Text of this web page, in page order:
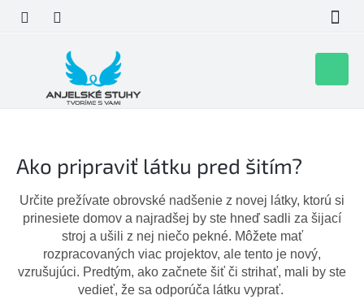
obsah
košík
Ako pripraviť látku pred šitím?
Určite prežívate obrovské nadšenie z novej látky, ktorú si
prinesiete domov a najradšej by ste hneď sadli za šijací
stroj a ušili z nej niečo pekné. Môžete mať
rozpracovaných viac projektov, ale tento je nový,
vzrušujúci. Predtým, ako začnete šiť či strihať, mali by ste
vedieť, že sa odporúča látku vyprať.